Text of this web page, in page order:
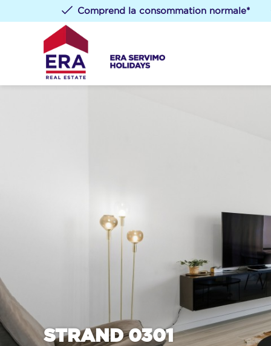
Comprend la consommation normale*
STRAND 0301